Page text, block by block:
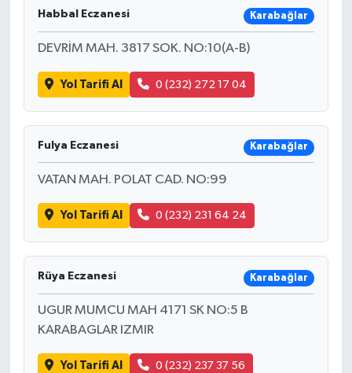
Habbal Eczanesi Karabağlar
DEVRİM MAH. 3817 SOK. NO:10(A-B)
Yol Tarifi Al 0 (232) 272 17 04
Fulya Eczanesi Karabağlar
VATAN MAH. POLAT CAD. NO:99
Yol Tarifi Al 0 (232) 231 64 24
Rüya Eczanesi Karabağlar
UGUR MUMCU MAH 4171 SK NO:5 B
KARABAGLAR IZMIR
Yol Tarifi Al 0 (232) 237 37 56
Aydın Müftülüğü
Balıkesir Müftülüğü
Batman Müftülüğü
Bayburt Müftülüğü
Bilecik Müftülüğü
Mukabele
Peygamberimizin Hayatı
Sahabeler
Zekat
DİYANET GENÇLİK
DİYANET RADYO/TV
Dünya
Eğitim
Kültür-Sanat